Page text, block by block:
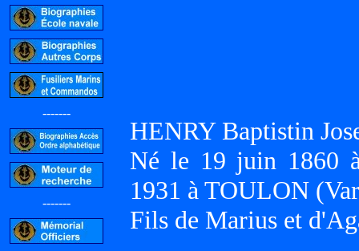
-------
-------
HENRY Baptistin
Né le 19 juin 1860
1931 à TOULON
Fils de Marius et